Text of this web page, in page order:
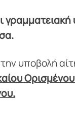
υποβολή